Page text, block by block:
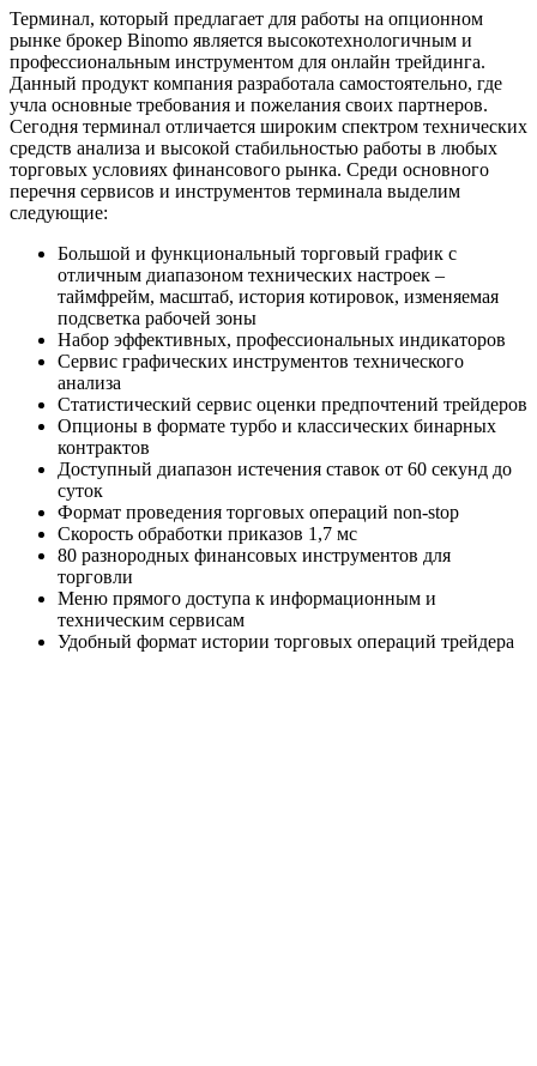
Терминал, который предлагает для работы на опционном
рынке брокер Binomo является высокотехнологичным и
профессиональным инструментом для онлайн трейдинга.
Данный продукт компания разработала самостоятельно, где
учла основные требования и пожелания своих партнеров.
Сегодня терминал отличается широким спектром технических
средств анализа и высокой стабильностью работы в любых
торговых условиях финансового рынка. Среди основного
перечня сервисов и инструментов терминала выделим
следующие:
Большой и функциональный торговый график с
отличным диапазоном технических настроек –
таймфрейм, масштаб, история котировок, изменяемая
подсветка рабочей зоны
Набор эффективных, профессиональных индикаторов
Сервис графических инструментов технического
анализа
Статистический сервис оценки предпочтений трейдеров
Опционы в формате турбо и классических бинарных
контрактов
Доступный диапазон истечения ставок от 60 секунд до
суток
Формат проведения торговых операций non-stop
Скорость обработки приказов 1,7 мс
80 разнородных финансовых инструментов для
торговли
Меню прямого доступа к информационным и
техническим сервисам
Удобный формат истории торговых операций трейдера